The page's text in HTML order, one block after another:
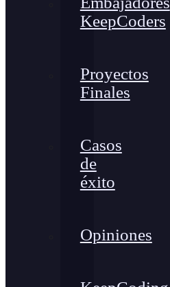
KeepCoders
Proyectos
Finales
Casos
de
éxito
Opiniones